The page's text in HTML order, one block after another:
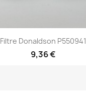
Aperçu rapide
Filtre Donaldson P550941
9,36 €